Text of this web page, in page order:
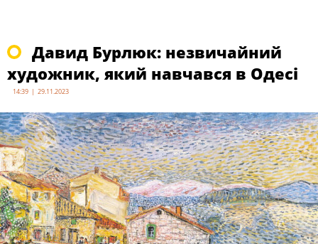
Давид Бурлюк: незвичайний
художник, який навчався в Одесі
14:39 | 29.11.2023